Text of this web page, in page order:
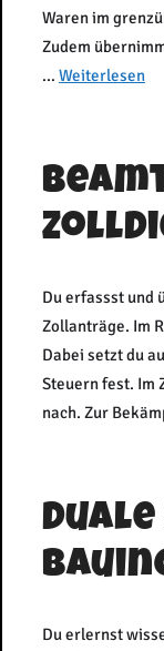
Waren im
Zudem
… Weiterlesen
Du erfassst und
Zollanträge. Im
Dabei setzt du
Steuern fest. Im
nach. Zur
Du erlernst